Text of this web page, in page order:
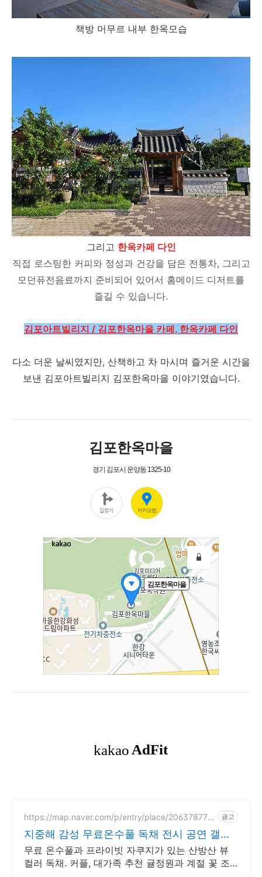
책방 머무르 내부 한옥모습
그리고 한옥카페 다인
직접 로스팅한 커피와 정성과 건강을 담은 전통차, 그리고
모던퓨전음료까지 준비되어 있어서 홈메이드 디저트를
즐길 수 있습니다.
김포아트빌리지 / 김포한옥마을 카페, 한옥카페 다인
다소 더운 날씨였지만, 산책하고 차 마시며 즐거운 시간을
보낸 김포아트빌리지 김포한옥마을 이야기였습니다.
https://map.naver.com/p/entry/place/206378770
광고
지중해 감성 무료온수풀 독채 전시 공연 갤러
리 문화공간
무료 온수풀과 프라이빗 자쿠지가 있는 산방산 뷰
컬러 독채. 커플, 대가족 추천 귤정원과 계절 꽃 조